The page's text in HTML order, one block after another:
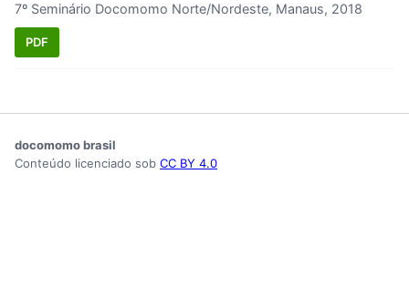
7º Seminário Docomomo Norte/Nordeste, Manaus, 2018
PDF
docomomo brasil
Conteúdo licenciado sob CC BY 4.0